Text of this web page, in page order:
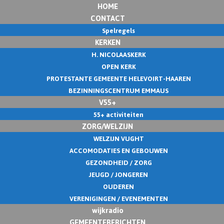
HOME
CONTACT
Spelregels
KERKEN
H. NICOLAASKERK
OPEN KERK
PROTESTANTE GEMEENTE HELEVOIRT-HAAREN
BEZINNINGSCENTRUM EMMAUS
V55+
55+ activiteiten
ZORG/WELZIJN
WELZIJN VUGHT
ACCOMODATIES EN GEBOUWEN
GEZONDHEID / ZORG
JEUGD / JONGEREN
OUDEREN
VERENIGINGEN / EVENEMENTEN
wijkradio